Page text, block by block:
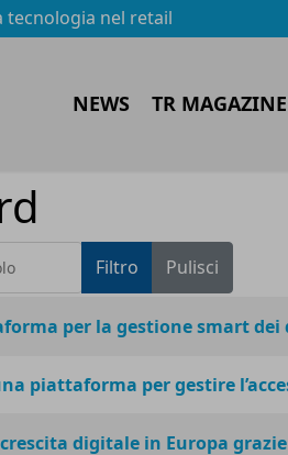
nel retail
NEWS TR MAGAZINE
Filtro Pulisci
per la gestione smart dei
piattaforma per gestire
digitale in Europa